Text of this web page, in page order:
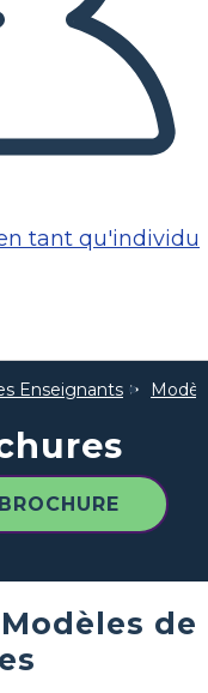
tant qu'individu
Enseignants
de